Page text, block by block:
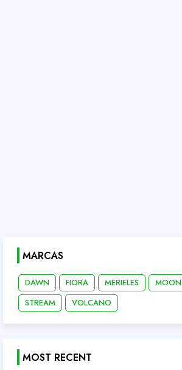
MARCAS
DAWN FIORA MERIELES MOON
STREAM
VOLCANO
MOST RECENT